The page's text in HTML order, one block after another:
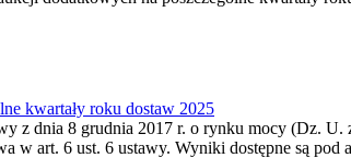
kwartały roku dostaw 2025
z dnia 8 grudnia 2017 r. o rynku mocy (Dz.
art. 6 ust. 6 ustawy. Wyniki dostępne są pod